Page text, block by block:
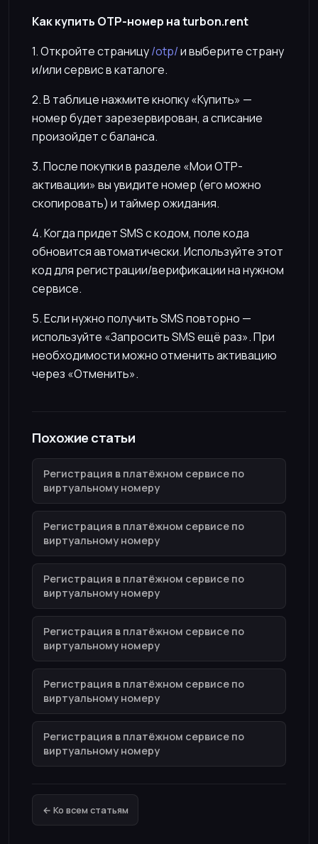
Как купить OTP-номер на turbon.rent
1. Откройте страницу/otp/и выберите страну
и/или сервис в каталоге.
2. В таблице нажмите кнопку «Купить» —
номер будет зарезервирован, а списание
произойдет с баланса.
3. После покупки в разделе «Мои OTP-
активации» вы увидите номер (его можно
скопировать) и таймер ожидания.
4. Когда придет SMS с кодом, поле кода
обновится автоматически. Используйте этот
код для регистрации/верификации на нужном
сервисе.
5. Если нужно получить SMS повторно —
используйте «Запросить SMS ещё раз». При
необходимости можно отменить активацию
через «Отменить».
Похожие статьи
Регистрация в платёжном сервисе по
виртуальному номеру
Регистрация в платёжном сервисе по
виртуальному номеру
Регистрация в платёжном сервисе по
виртуальному номеру
Регистрация в платёжном сервисе по
виртуальному номеру
Регистрация в платёжном сервисе по
виртуальному номеру
Регистрация в платёжном сервисе по
виртуальному номеру
← Ко всем статьям